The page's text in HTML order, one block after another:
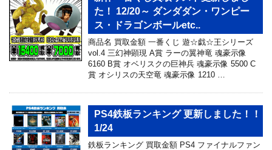
た！ 12/20～ ダンダダン・ワンピー
ス・ドラゴンボールetc..
商品名 買取金額 一番くじ 遊☆戯☆王シリーズ
vol.4 三幻神顕現 A賞 ラーの翼神竜 魂豪示像
6160 B賞 オベリスクの巨神兵 魂豪示像 5500 C
賞 オシリスの天空竜 魂豪示像 1210 …
PS4鉄板ランキング 更新しました！！
1/24
鉄板ランキング 買取金額 PS4 ファイナルファン